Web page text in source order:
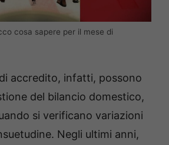
cosa sapere per il mese di
accredito, infatti, possono
del bilancio domestico,
si verificano variazioni
Negli ultimi anni,